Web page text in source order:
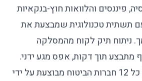
פיננסים והלוואות חוץ-בנקאיות
תשתית טכנולוגית שמבצעת את
ניתוח תיק לקוח מהמסלקה
מתבצע תוך דקות, אפס מגע ידני.
פתיחת מספרים מול כל 12 חברות הביטוח מבוצעת על ידי